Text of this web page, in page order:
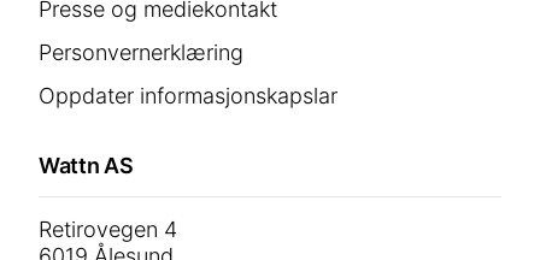
Presse og mediekontakt
Personvernerklæring
Oppdater informasjonskapslar
Wattn AS
Retirovegen 4